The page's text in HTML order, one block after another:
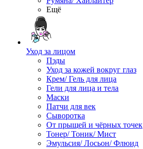
Ещё
Уход за лицом
Пэды
Уход за кожей вокруг глаз
Крем/ Гель для лица
Гели для лица и тела
Маски
Патчи для век
Сыворотка
От прыщей и чёрных точек
Тонер/ Тоник/ Мист
Эмульсия/ Лосьон/ Флюид